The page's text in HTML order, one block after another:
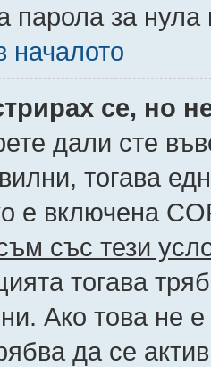
парола за
началото
се, но
дали сте
тогава
е включена
със тези
тогава
Ако това не
да се